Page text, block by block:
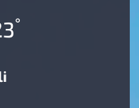
°